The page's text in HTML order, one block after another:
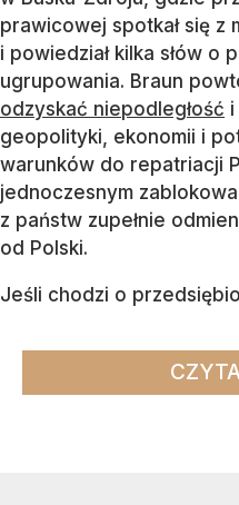
prawicowej spotkał się z
i powiedział kilka słów o
ugrupowania. Braun
odzyskać niepodległość i
geopolityki, ekonomii i
warunków do repatriacji
jednoczesnym
z państw zupełnie
od Polski.
Jeśli chodzi o